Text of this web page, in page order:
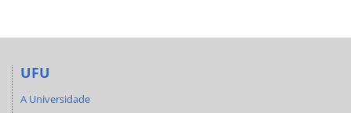
UFU
A Universidade